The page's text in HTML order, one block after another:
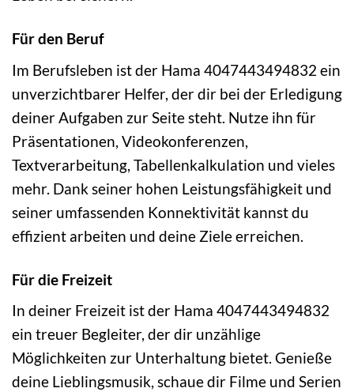
Für den Beruf
Im Berufsleben ist der Hama 4047443494832 ein
unverzichtbarer Helfer, der dir bei der Erledigung
deiner Aufgaben zur Seite steht. Nutze ihn für
Präsentationen, Videokonferenzen,
Textverarbeitung, Tabellenkalkulation und vieles
mehr. Dank seiner hohen Leistungsfähigkeit und
seiner umfassenden Konnektivität kannst du
effizient arbeiten und deine Ziele erreichen.
Für die Freizeit
In deiner Freizeit ist der Hama 4047443494832
ein treuer Begleiter, der dir unzählige
Möglichkeiten zur Unterhaltung bietet. Genieße
deine Lieblingsmusik, schaue dir Filme und Serien